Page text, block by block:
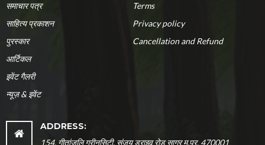
समाचार पत्र
साहित्य प्रकाशन
पुरस्कार
आर्टिकल
इवेंट गैलरी
न्यूज़ & इवेंट
Terms
Privacy policy
Cancellation and Refund
ADDRESS:
154, गीतांजलि ग्रीनसिटी, संजय ड्राइव रोड़ सागर म.प्र. 470001